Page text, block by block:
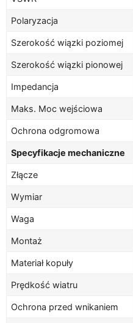
Polaryzacja
Szerokość wiązki poziomej
Szerokość wiązki pionowej
Impedancja
Maks. Moc wejściowa
Ochrona odgromowa
Specyfikacje mechaniczne
Złącze
Wymiar
Waga
Montaż
Materiał kopuły
Prędkość wiatru
Ochrona przed wnikaniem